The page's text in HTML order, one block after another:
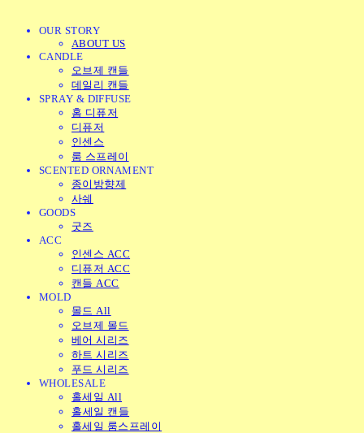
OUR STORY
ABOUT US
CANDLE
오브제 캔들
데일리 캔들
SPRAY & DIFFUSE
홈 디퓨저
디퓨저
인센스
룸 스프레이
SCENTED ORNAMENT
종이방향제
사쉐
GOODS
굿즈
ACC
인센스 ACC
디퓨저 ACC
캔들 ACC
MOLD
몰드 All
오브제 몰드
베어 시리즈
하트 시리즈
푸드 시리즈
WHOLESALE
홀세일 All
홀세일 캔들
홀세일 룸스프레이